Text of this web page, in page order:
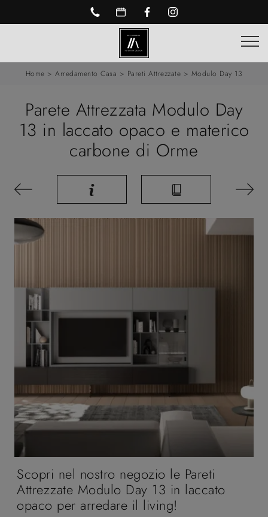
Home >Arredamento Casa > Pareti Attrezzate > Modulo Day 13
Parete Attrezzata Modulo Day
13 in laccato opaco e materico
carbone di Orme
Scopri nel nostro negozio le Pareti
Attrezzate Modulo Day 13 in laccato
opaco per arredare il living!